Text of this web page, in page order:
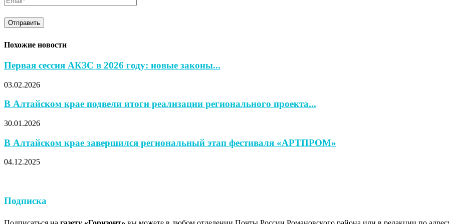
Похожие новости
Первая сессия АКЗС в 2026 году: новые законы...
03.02.2026
В Алтайском крае подвели итоги реализации регионального проекта...
30.01.2026
В Алтайском крае завершился региональный этап фестиваля «АРТПРОМ»
04.12.2025
Подписка